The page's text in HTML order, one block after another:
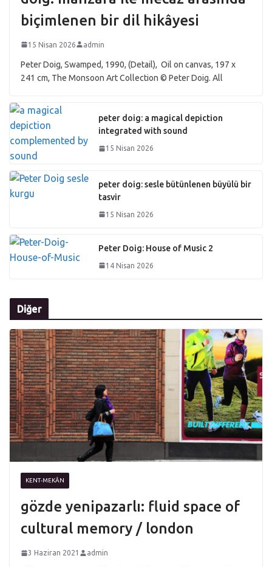
biçimlenen bir dil hikâyesi
15 Nisan 2026 admin
Peter Doig, Swamped, 1990, (Detail), Oil on canvas, 197 x
241 cm, The Monsoon Art Collection © Peter Doig. All
peter doig: a magical depiction
integrated with sound
15 Nisan 2026
peter doig: sesle bütünlenen büyülü bir
tasvir
15 Nisan 2026
Peter Doig: House of Music 2
14 Nisan 2026
Diğer
KENT-MEKÂN
gözde yenipazarlı: fluid space of
cultural memory / london
3 Haziran 2021 admin